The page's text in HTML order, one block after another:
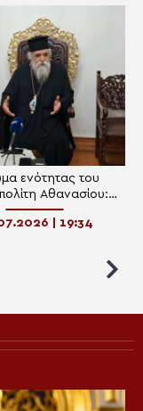
ενότητας του
Αθανασίου:
για την
των
| 19:34